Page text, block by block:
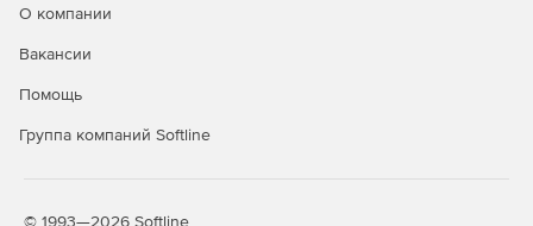
О компании
Вакансии
Помощь
Группа компаний Softline
© 1993—2026 Softline